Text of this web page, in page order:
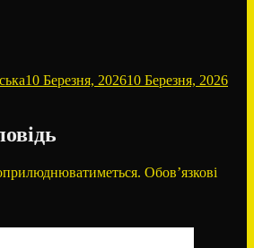
10 Березня, 202610 Березня, 2026
Обов’язкові